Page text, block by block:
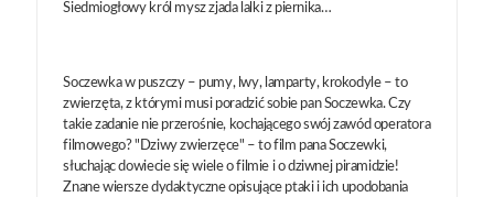
Siedmiogłowy król mysz zjada lalki z piernika…
Soczewka w puszczy – pumy, lwy, lamparty, krokodyle – to
zwierzęta, z którymi musi poradzić sobie pan Soczewka. Czy
takie zadanie nie przerośnie, kochającego swój zawód operatora
filmowego? "Dziwy zwierzęce" – to film pana Soczewki,
słuchając dowiecie się wiele o filmie i o dziwnej piramidzie!
Znane wiersze dydaktyczne opisujące ptaki i ich upodobania